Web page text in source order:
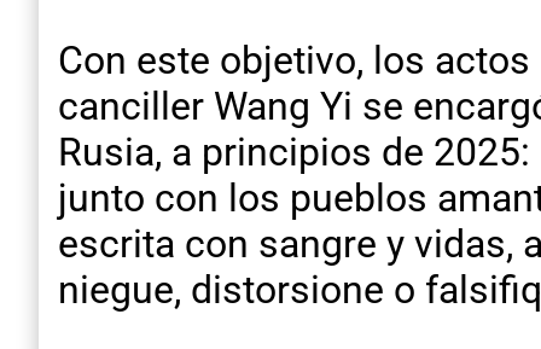
Con este objetivo, los
canciller Wang Yi se
Rusia, a principios de
junto con los pueblos
escrita con sangre y vidas,
niegue, distorsione o